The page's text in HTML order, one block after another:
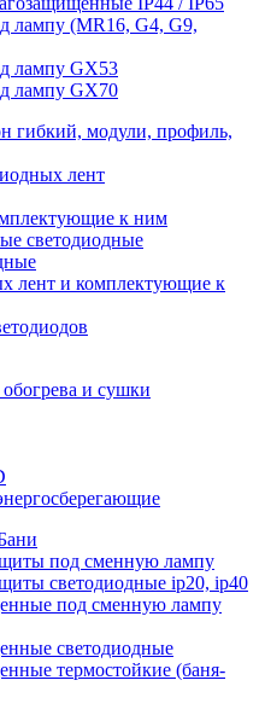
лампу (MR16, G4, G9,
лампу GX53
лампу GX70
гибкий, модули, профиль,
лент
к ним
светодиодные
лент и комплектующие к
и сушки
под сменную лампу
светодиодные ip20, ip40
под сменную лампу
светодиодные
термостойкие (баня-